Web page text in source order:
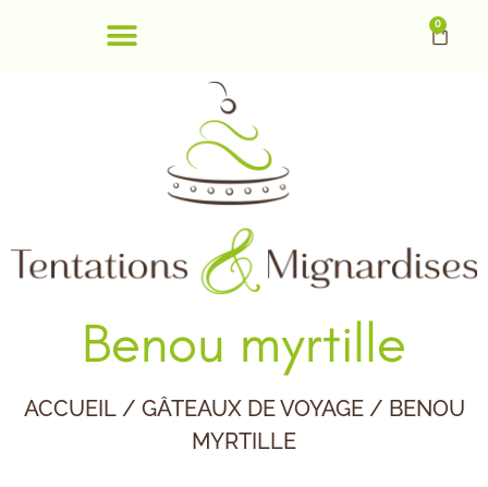
0
Benou myrtille
ACCUEIL/ GÂTEAUX DE VOYAGE/ BENOU
MYRTILLE